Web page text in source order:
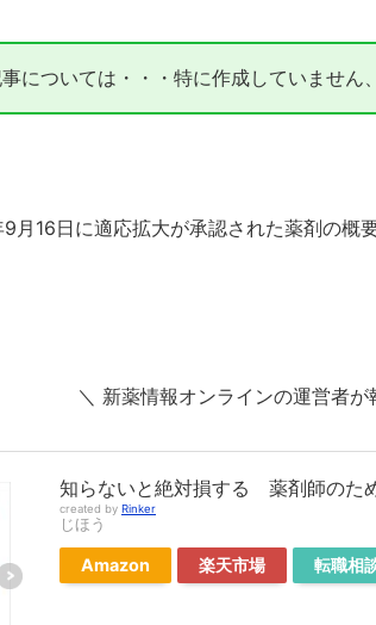
については・・・特に作成していません
月16日に適応拡大が承認された薬剤の概
＼ 新薬情報オンラインの運営者が
知らないと絶対損する 薬剤師のた
created by Rinker
じほう
Amazon 楽天市場 転職相